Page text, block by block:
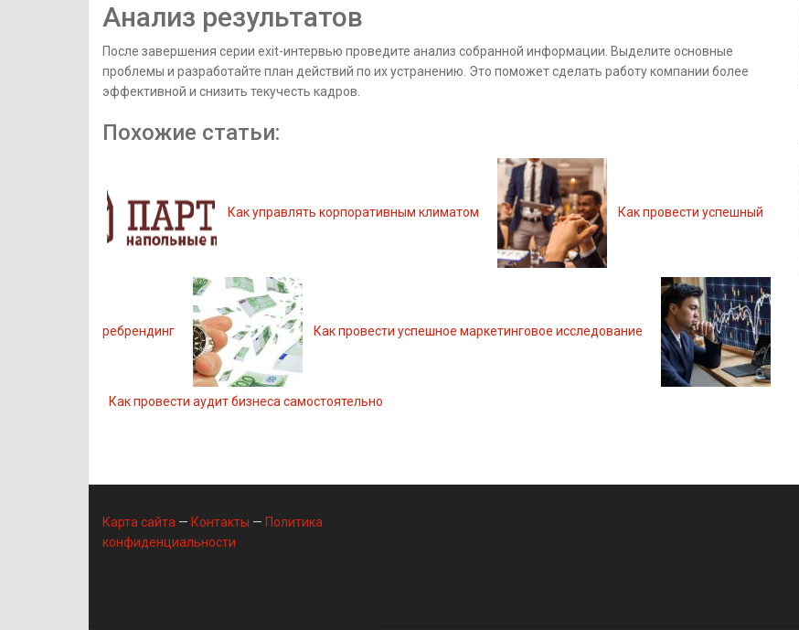
Анализ результатов
После завершения серии exit-интервью проведите анализ собранной информации. Выделите основные
проблемы и разработайте план действий по их устранению. Это поможет сделать работу компании более
эффективной и снизить текучесть кадров.
Похожие статьи:
Как управлять корпоративным климатом Как провести успешный
ребрендинг Как провести успешное маркетинговое исследование
Как провести аудит бизнеса самостоятельно
Карта сайта — Контакты — Политика
конфиденциальности